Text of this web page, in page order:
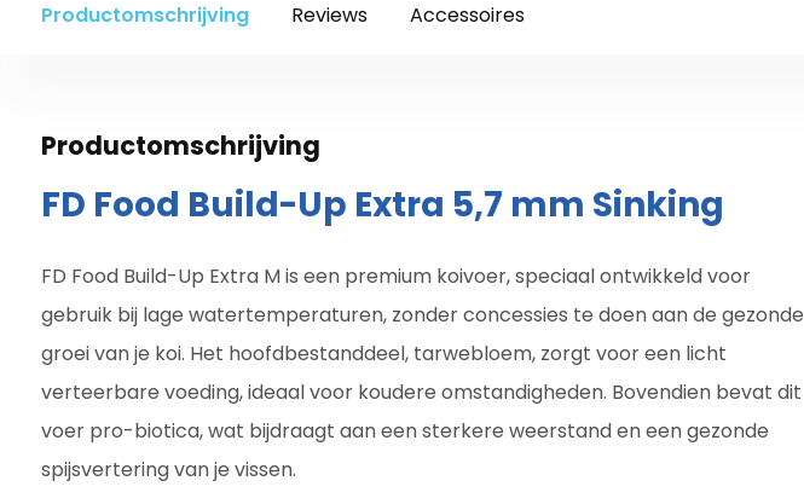
Productomschrijving Reviews Accessoires
Productomschrijving
FD Food Build-Up Extra 5,7 mm Sinking
FD Food Build-Up Extra M is een premium koivoer, speciaal ontwikkeld voor
gebruik bij lage watertemperaturen, zonder concessies te doen aan de gezonde
groei van je koi. Het hoofdbestanddeel, tarwebloem, zorgt voor een licht
verteerbare voeding, ideaal voor koudere omstandigheden. Bovendien bevat dit
voer pro-biotica, wat bijdraagt aan een sterkere weerstand en een gezonde
spijsvertering van je vissen.